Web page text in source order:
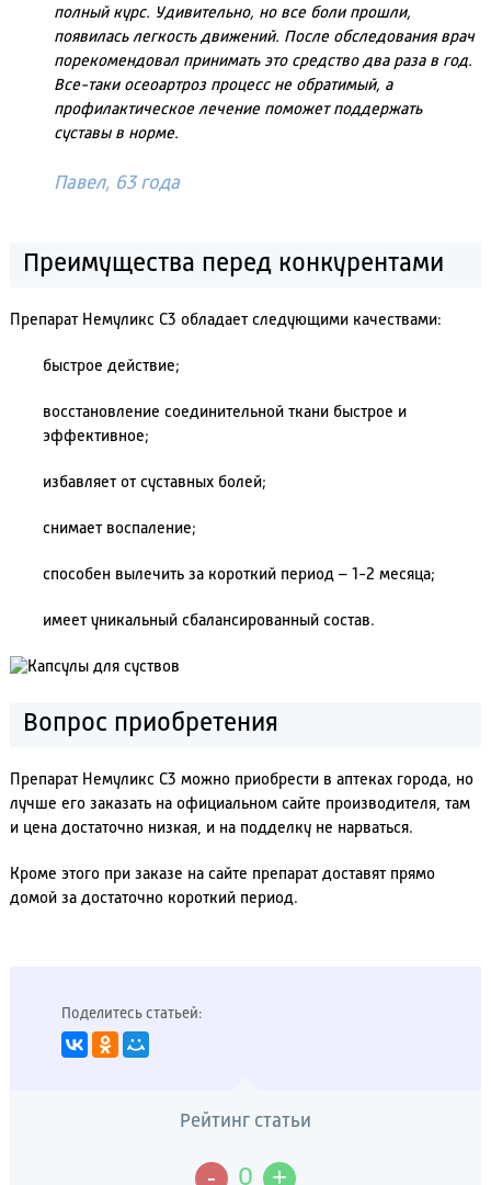
полный курс. Удивительно, но все боли прошли,
появилась легкость движений. После обследования врач
порекомендовал принимать это средство два раза в год.
Все-таки осеоартроз процесс не обратимый, а
профилактическое лечение поможет поддержать
суставы в норме.
Павел, 63 года
Преимущества перед конкурентами
Препарат Немуликс C3 обладает следующими качествами:
быстрое действие;
восстановление соединительной ткани быстрое и
эффективное;
избавляет от суставных болей;
снимает воспаление;
способен вылечить за короткий период – 1-2 месяца;
имеет уникальный сбалансированный состав.
Вопрос приобретения
Препарат Немуликс С3 можно приобрести в аптеках города, но
лучше его заказать на официальном сайте производителя, там
и цена достаточно низкая, и на подделку не нарваться.
Кроме этого при заказе на сайте препарат доставят прямо
домой за достаточно короткий период.
Поделитесь статьей:
Рейтинг статьи
- 0 +